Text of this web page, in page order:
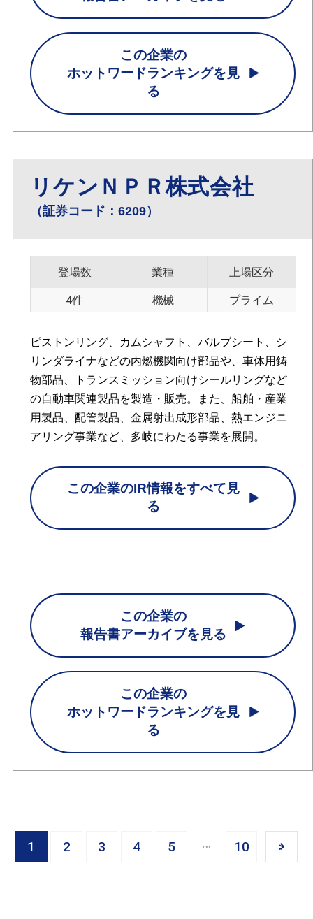
この企業の
ホットワードランキングを見
る
リケンＮＰＲ株式会社
（証券コード：6209）
登場数
4件
業種
機械
上場区分
プライム
ピストンリング、カムシャフト、バルブシート、シ
リンダライナなどの内燃機関向け部品や、車体用鋳
物部品、トランスミッション向けシールリングなど
の自動車関連製品を製造・販売。また、船舶・産業
用製品、配管製品、金属射出成形部品、熱エンジニ
アリング事業など、多岐にわたる事業を展開。
この企業のIR情報をすべて見
る
この企業の
報告書アーカイブを見る
この企業の
ホットワードランキングを見
る
1 2 3 4 5 10 >